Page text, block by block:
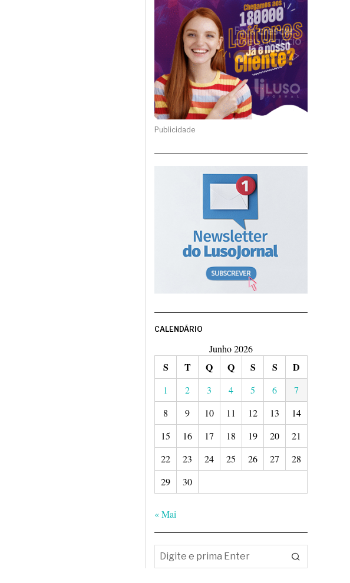
Publicidade
CALENDÁRIO
Junho 2026
S T Q Q S S D
1 2 3 4 5 6
7
8
9 10 11 12 13
14
15
16 17 18 19 20
21
22
23 24 25 26 27
28
29
30
« Mai